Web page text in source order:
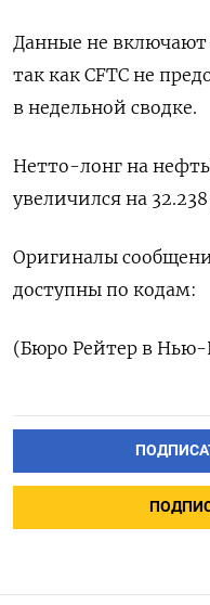
Данные не включают
так как CFTC не
в недельной сводке.
Нетто-лонг на
увеличился на
Оригиналы
доступны по кодам:
(Бюро Рейтер в Нью-